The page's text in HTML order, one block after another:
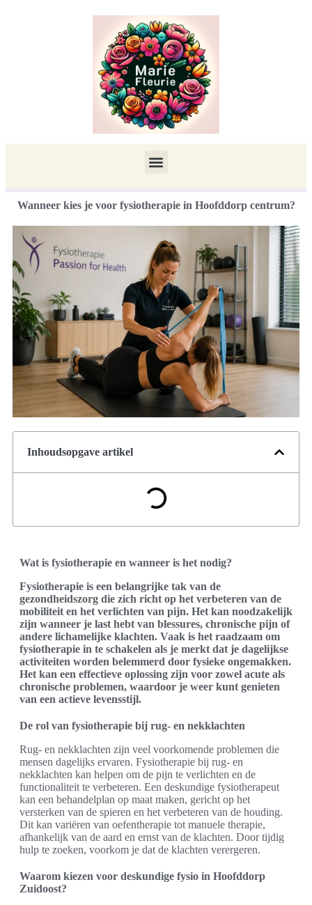
Wanneer kies je voor fysiotherapie in Hoofddorp centrum?
Inhoudsopgave artikel
Wat is fysiotherapie en wanneer is het nodig?
Fysiotherapie is een belangrijke tak van de
gezondheidszorg die zich richt op het verbeteren van de
mobiliteit en het verlichten van pijn. Het kan noodzakelijk
zijn wanneer je last hebt van blessures, chronische pijn of
andere lichamelijke klachten. Vaak is het raadzaam om
fysiotherapie in te schakelen als je merkt dat je dagelijkse
activiteiten worden belemmerd door fysieke ongemakken.
Het kan een effectieve oplossing zijn voor zowel acute als
chronische problemen, waardoor je weer kunt genieten
van een actieve levensstijl.
De rol van fysiotherapie bij rug- en nekklachten
Rug- en nekklachten zijn veel voorkomende problemen die
mensen dagelijks ervaren. Fysiotherapie bij rug- en
nekklachten kan helpen om de pijn te verlichten en de
functionaliteit te verbeteren. Een deskundige fysiotherapeut
kan een behandelplan op maat maken, gericht op het
versterken van de spieren en het verbeteren van de houding.
Dit kan variëren van oefentherapie tot manuele therapie,
afhankelijk van de aard en ernst van de klachten. Door tijdig
hulp te zoeken, voorkom je dat de klachten verergeren.
Waarom kiezen voor deskundige fysio in Hoofddorp
Zuidoost?